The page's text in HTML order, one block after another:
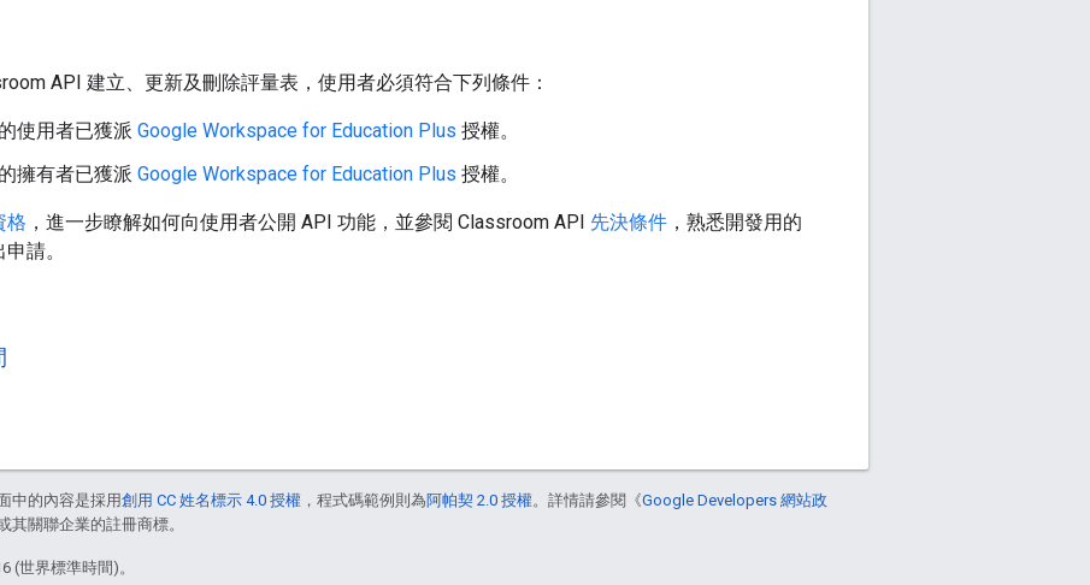
API 建立、更新及刪除評量表，使用者必須符合下列條件：
使用者已獲派 Google Workspace for Education Plus 授權。
擁有者已獲派 Google Workspace for Education Plus 授權。
格 ，進一步瞭解如何向使用者公開 API 功能，並參閱 Classroom API 先決條件 ，熟悉開發用的
請。
中的內容是採用創用 CC 姓名標示 4.0 授權 ，程式碼範例則為阿帕契 2.0 授權。詳情請參閱《Google Developers 網站政
其關聯企業的註冊商標。
(世界標準時間)。